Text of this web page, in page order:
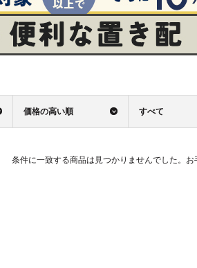
価格の高い順 すべて
条件に一致する商品は見つかりませんでした。お